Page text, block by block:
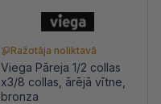
Ražotāja noliktavā
Viega Pāreja 1/2 collas
x3/8 collas, ārējā vītne,
bronza